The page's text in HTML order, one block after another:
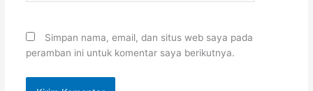
Simpan nama, email, dan situs web saya pada
peramban ini untuk komentar saya berikutnya.